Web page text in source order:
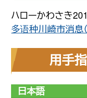
ハローかわさき
多语种川崎市消息
用手
日本語